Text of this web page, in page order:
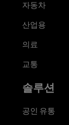
자동차
산업용
의료
교통
솔루션
공인 유통